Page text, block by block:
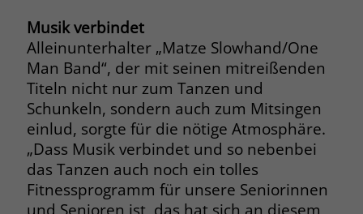
Musik verbindet
Alleinunterhalter „Matze Slowhand/One
Man Band“, der mit seinen mitreißenden
Titeln nicht nur zum Tanzen und
Schunkeln, sondern auch zum Mitsingen
einlud, sorgte für die nötige Atmosphäre.
„Dass Musik verbindet und so nebenbei
das Tanzen auch noch ein tolles
Fitnessprogramm für unsere Seniorinnen
und Senioren ist, das hat sich an diesem
Laufzeit 1 Monat
Zweck
Behält die Zustimmung des Benutzers
zum Cookie Opt-In
Name __cf_bm
Anbieter .fonts.net
Laufzeit 30 Minuten
Zweck
Microsoft Clarity setzt dieses Cookie,
um die Seitenaufrufe eines Benutzers
zu speichern und in einer einzigen
Sitzungsaufzeichnung
zusammenzufassen.
Name _gcl_au
Anbieter Google Ads